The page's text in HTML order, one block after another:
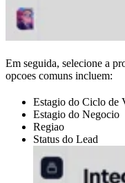
Em seguida, selecione a
opcoes comuns incluem:
Estagio do Ciclo de
Estagio do Negocio
Regiao
Status do Lead